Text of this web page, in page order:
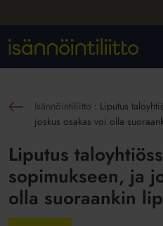
Isännöintiliitto : Liputus
joskus osakas voi olla
Liputus
sopimukseen, ja
olla suoraankin